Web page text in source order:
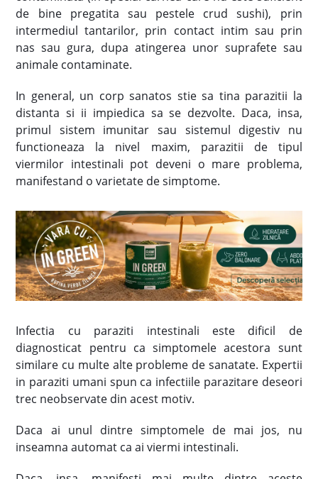
de bine pregatita sau pestele crud sushi), prin
intermediul tantarilor, prin contact intim sau prin
nas sau gura, dupa atingerea unor suprafete sau
animale contaminate.
In general, un corp sanatos stie sa tina parazitii la
distanta si ii impiedica sa se dezvolte. Daca, insa,
primul sistem imunitar sau sistemul digestiv nu
functioneaza la nivel maxim, parazitii de tipul
viermilor intestinali pot deveni o mare problema,
manifestand o varietate de simptome.
Infectia cu paraziti intestinali este dificil de
diagnosticat pentru ca simptomele acestora sunt
similare cu multe alte probleme de sanatate. Expertii
in paraziti umani spun ca infectiile parazitare deseori
trec neobservate din acest motiv.
Daca ai unul dintre simptomele de mai jos, nu
inseamna automat ca ai viermi intestinali.